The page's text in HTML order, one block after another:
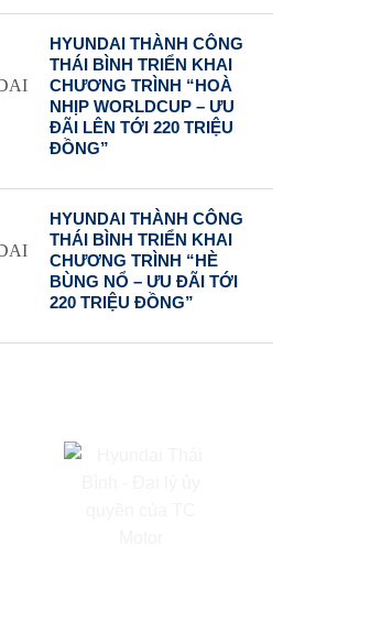
HYUNDAI THÀNH CÔNG
THÁI BÌNH TRIỂN KHAI
CHƯƠNG TRÌNH “HOÀ
NHỊP WORLDCUP – ƯU
ĐÃI LÊN TỚI 220 TRIỆU
ĐỒNG”
HYUNDAI THÀNH CÔNG
THÁI BÌNH TRIỂN KHAI
CHƯƠNG TRÌNH “HÈ
BÙNG NỔ – ƯU ĐÃI TỚI
220 TRIỆU ĐỒNG”